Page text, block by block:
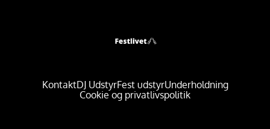
KontaktDJ UdstyrFest udstyrUnderholdning
Cookie og privatlivspolitik